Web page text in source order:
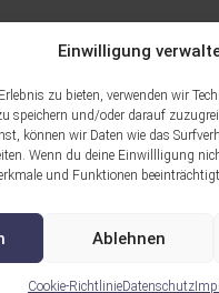
Einwilligung
zu bieten, verwenden wir
speichern und/oder darauf
können wir Daten wie das
Wenn du deine Einwillligung
und Funktionen
Ablehnen
Cookie-RichtlinieDatenschutz